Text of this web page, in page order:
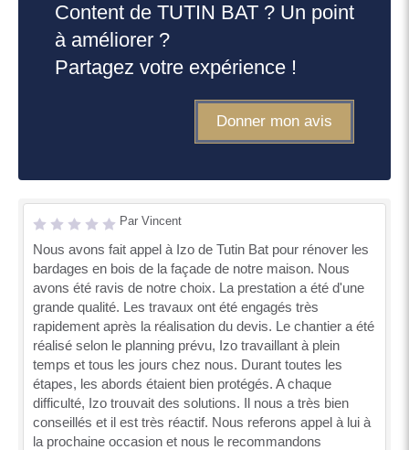
Content de TUTIN BAT ? Un point
à améliorer ?
Partagez votre expérience !
Donner mon avis
Par Vincent
Nous avons fait appel à Izo de Tutin Bat pour rénover les
bardages en bois de la façade de notre maison. Nous
avons été ravis de notre choix. La prestation a été d'une
grande qualité. Les travaux ont été engagés très
rapidement après la réalisation du devis. Le chantier a été
réalisé selon le planning prévu, Izo travaillant à plein
temps et tous les jours chez nous. Durant toutes les
étapes, les abords étaient bien protégés. A chaque
difficulté, Izo trouvait des solutions. Il nous a très bien
conseillés et il est très réactif. Nous referons appel à lui à
la prochaine occasion et nous le recommandons